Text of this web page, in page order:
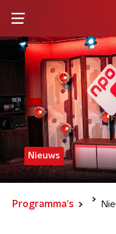
Nieuws
Programma's